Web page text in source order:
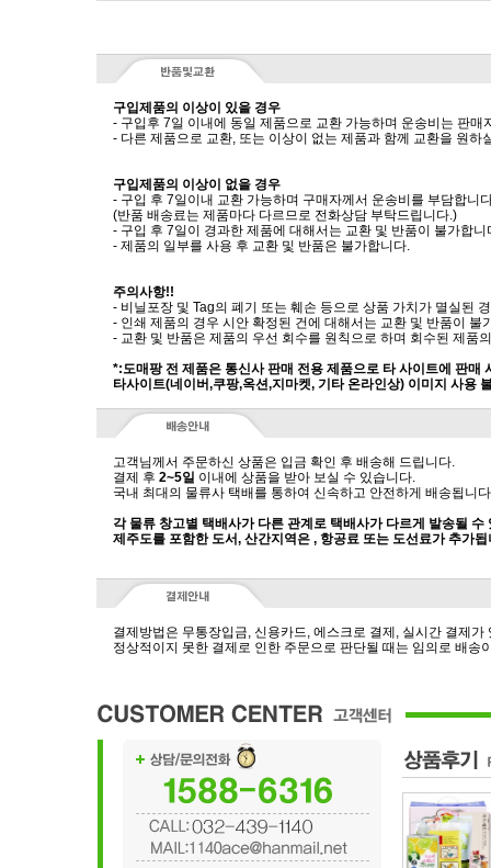
구입제품의 이상이 있을 경우
- 구입후 7일 이내에 동일 제품으로 교환 가능하며 운송비는 판매
- 다른 제품으로 교환, 또는 이상이 없는 제품과 함께 교환을 원하
구입제품의 이상이 없을 경우
- 구입 후 7일이내 교환 가능하며 구매자께서 운송비를 부담합니
(반품 배송료는 제품마다 다르므로 전화상담 부탁드립니다.)
- 구입 후 7일이 경과한 제품에 대해서는 교환 및 반품이 불가합니
- 제품의 일부를 사용 후 교환 및 반품은 불가합니다.
주의사항!!
- 비닐포장 및 Tag의 폐기 또는 훼손 등으로 상품 가치가 멸실된
- 인쇄 제품의 경우 시안 확정된 건에 대해서는 교환 및 반품이 불
- 교환 및 반품은 제품의 우선 회수를 원칙으로 하며 회수된 제품
*:도매팡 전 제품은 통신사 판매 전용 제품으로 타 사이트에 판매
타사이트(네이버,쿠팡,옥션,지마켓, 기타 온라인상) 이미지 사용
고객님께서 주문하신 상품은 입금 확인 후 배송해 드립니다.
결제 후 2~5일 이내에 상품을 받아 보실 수 있습니다.
국내 최대의 물류사 택배를 통하여 신속하고 안전하게 배송됩니
각 물류 창고별 택배사가 다른 관계로 택배사가 다르게 발송될 수
제주도를 포함한 도서, 산간지역은 , 항공료 또는 도선료가 추가됩
결제방법은 무통장입금, 신용카드, 에스크로 결제, 실시간 결제가
정상적이지 못한 결제로 인한 주문으로 판단될 때는 임의로 배송